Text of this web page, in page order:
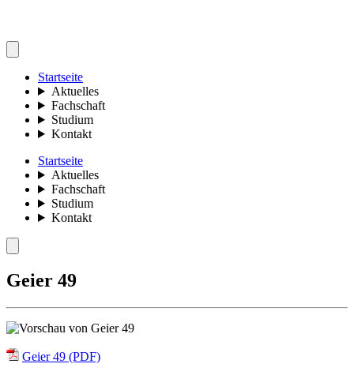
Startseite
Aktuelles
Fachschaft
Studium
Kontakt
Startseite
Aktuelles
Fachschaft
Studium
Kontakt
Geier 49
Geier 49 (PDF)